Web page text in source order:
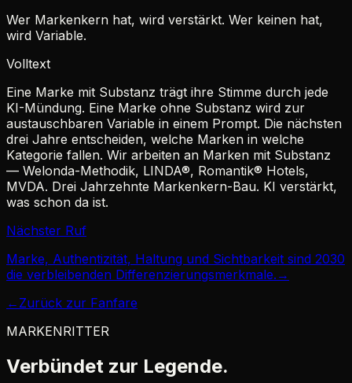
Wer Markenkern hat, wird verstärkt. Wer keinen hat,
wird Variable.
Volltext
Eine Marke mit Substanz trägt ihre Stimme durch jede
KI-Mündung. Eine Marke ohne Substanz wird zur
austauschbaren Variable in einem Prompt. Die nächsten
drei Jahre entscheiden, welche Marken in welche
Kategorie fallen. Wir arbeiten an Marken mit Substanz
— Welonda-Methodik, LINDA®, Romantik® Hotels,
MVDA. Drei Jahrzehnte Markenkern-Bau. KI verstärkt,
was schon da ist.
Nächster Ruf
Marke, Authentizität, Haltung und Sichtbarkeit sind 2030
die verbleibenden Differenzierungsmerkmale. →
← Zurück zur Fanfare
MARKENRITTER
Verbündet zur Legende.